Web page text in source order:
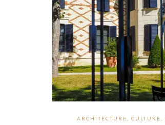
ARCHITECTURE CULTURE